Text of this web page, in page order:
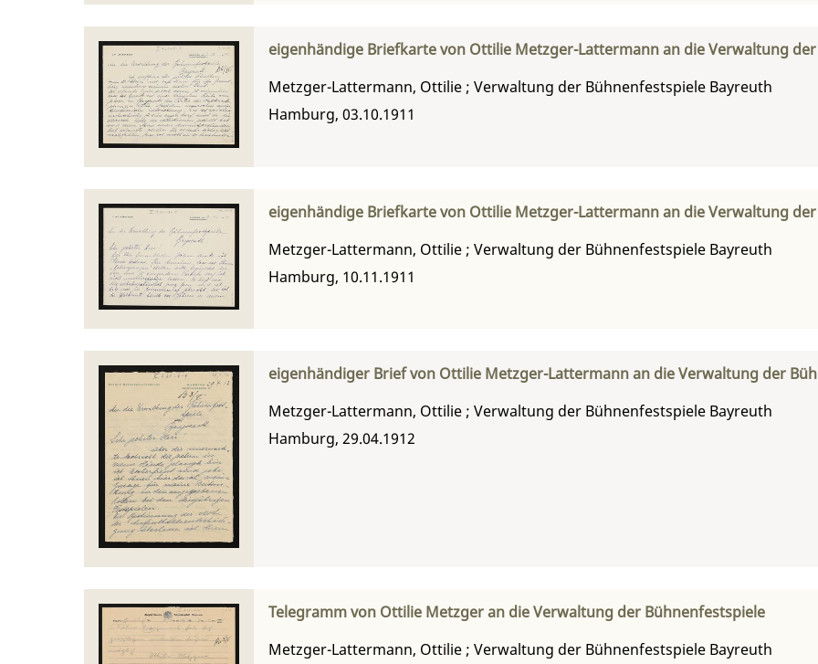
eigenhändige Briefkarte von Ottilie Metzger-Lattermann an die Verwaltung
Metzger-Lattermann, Ottilie ; Verwaltung der Bühnenfestspiele Bayreuth
Hamburg, 03.10.1911
eigenhändige Briefkarte von Ottilie Metzger-Lattermann an die Verwaltung
Metzger-Lattermann, Ottilie ; Verwaltung der Bühnenfestspiele Bayreuth
Hamburg, 10.11.1911
eigenhändiger Brief von Ottilie Metzger-Lattermann an die Verwaltung der
Metzger-Lattermann, Ottilie ; Verwaltung der Bühnenfestspiele Bayreuth
Hamburg, 29.04.1912
Telegramm von Ottilie Metzger an die Verwaltung der Bühnenfestspiele
Metzger-Lattermann, Ottilie ; Verwaltung der Bühnenfestspiele Bayreuth